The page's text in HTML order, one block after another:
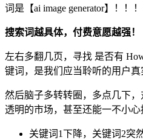
词是【ai image generator】！！！
搜索词越具体，付费意愿越强！
左右多翻几页，寻找 是否有
键词，是我们应当聆听的用户真
然后脑子多转转圈，多点几下
透明的市场，甚至还能一不小心
关键词1下降，关键词2突